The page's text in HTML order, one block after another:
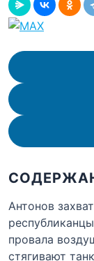
Антонов
провала
стягивают